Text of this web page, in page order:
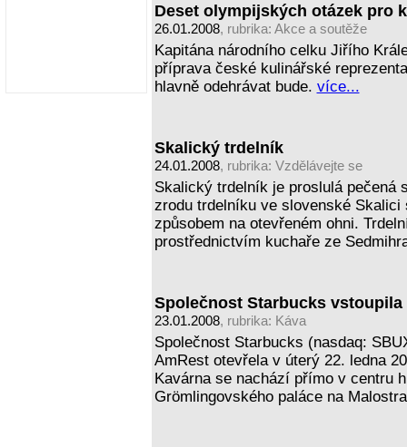
Deset olympijských otázek pro
26.01.2008, rubrika: Akce a soutěže
Kapitána národního celku Jiřího
příprava české kulinářské
hlavně odehrávat bude. více...
Skalický trdelník
24.01.2008, rubrika: Vzdělávejte se
Skalický trdelník je proslulá pečená
zrodu trdelníku ve slovenské
způsobem na otevřeném ohni.
prostřednictvím kuchaře ze
Společnost Starbucks vstoupila
23.01.2008, rubrika: Káva
Společnost Starbucks (nasdaq:
AmRest otevřela v úterý 22. ledna
Kavárna se nachází přímo v centru
Grömlingovského paláce na